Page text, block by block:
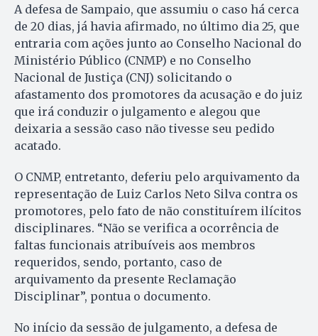
A defesa de Sampaio, que assumiu o caso há cerca
de 20 dias, já havia afirmado, no último dia 25, que
entraria com ações junto ao Conselho Nacional do
Ministério Público (CNMP) e no Conselho
Nacional de Justiça (CNJ) solicitando o
afastamento dos promotores da acusação e do juiz
que irá conduzir o julgamento e alegou que
deixaria a sessão caso não tivesse seu pedido
acatado.
O CNMP, entretanto, deferiu pelo arquivamento da
representação de Luiz Carlos Neto Silva contra os
promotores, pelo fato de não constituírem ilícitos
disciplinares. “Não se verifica a ocorrência de
faltas funcionais atribuíveis aos membros
requeridos, sendo, portanto, caso de
arquivamento da presente Reclamação
Disciplinar”, pontua o documento.
No início da sessão de julgamento, a defesa de